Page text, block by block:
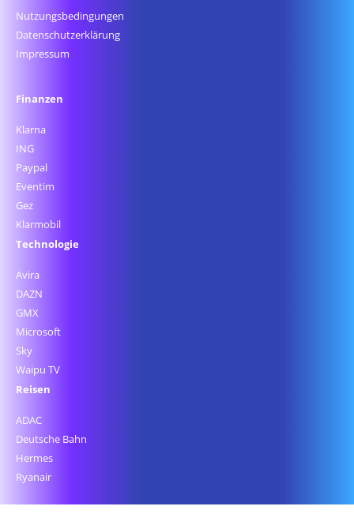
Nutzungsbedingungen
Datenschutz­erklärung
Impressum
Finanzen
Klarna
ING
Paypal
Eventim
Gez
Klarmobil
Technologie
Avira
DAZN
GMX
Microsoft
Sky
Waipu TV
Reisen
ADAC
Deutsche Bahn
Hermes
Ryanair